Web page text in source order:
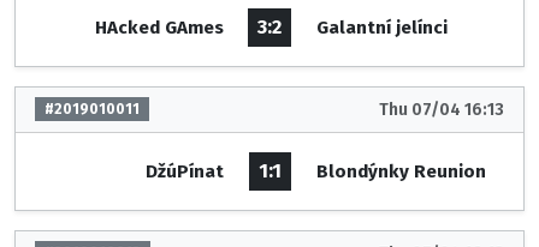
HAcked GAmes 3:2 Galantní jelínci
#2019010011 Thu 07/04 16:13
DžúPínat 1:1 Blondýnky Reunion